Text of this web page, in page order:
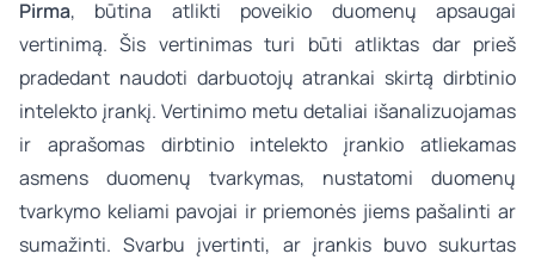
Pirma, būtina atlikti poveikio duomenų apsaugai
vertinimą. Šis vertinimas turi būti atliktas dar prieš
pradedant naudoti darbuotojų atrankai skirtą dirbtinio
intelekto įrankį. Vertinimo metu detaliai išanalizuojamas
ir aprašomas dirbtinio intelekto įrankio atliekamas
asmens duomenų tvarkymas, nustatomi duomenų
tvarkymo keliami pavojai ir priemonės jiems pašalinti ar
sumažinti. Svarbu įvertinti, ar įrankis buvo sukurtas